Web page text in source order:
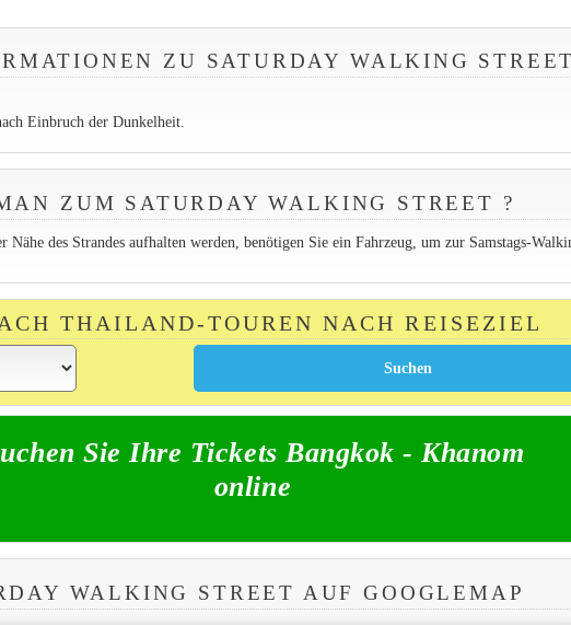
ZU SATURDAY WALKING STREET
Einbruch der Dunkelheit.
ZUM SATURDAY WALKING STREET ?
des Strandes aufhalten werden, benötigen Sie ein Fahrzeug, um zur Samstags-
THAILAND-TOUREN NACH REISEZIEL
Sie Ihre Tickets Bangkok - Khanom
online
WALKING STREET AUF GOOGLEMAP